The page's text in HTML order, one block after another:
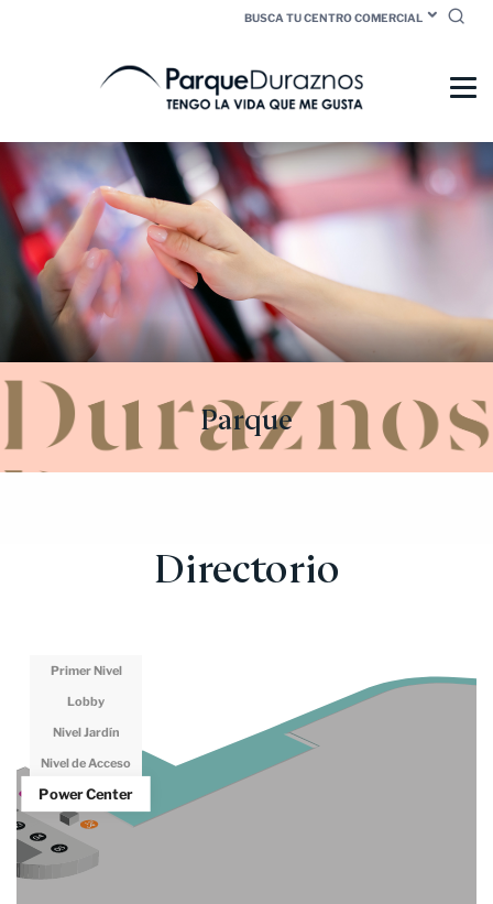
BUSCA TU CENTRO COMERCIAL
Parque
Directorio
Primer Nivel
Lobby
Nivel Jardín
Nivel de Acceso
Power Center